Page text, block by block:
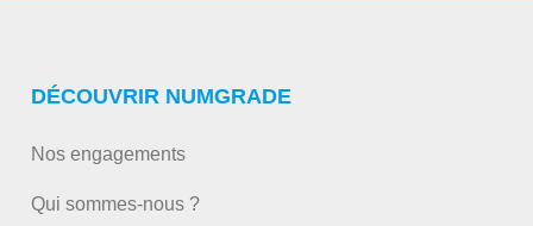
DÉCOUVRIR NUMGRADE
Nos engagements
Qui sommes-nous ?